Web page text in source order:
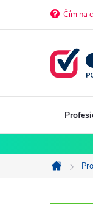
Čím na
Domů